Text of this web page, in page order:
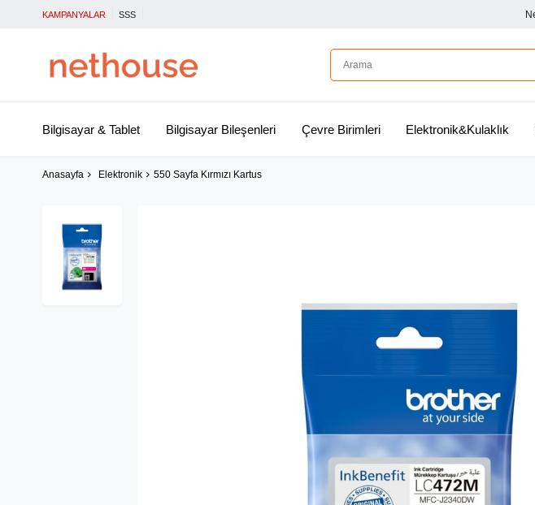
KAMPANYALAR SSS
Bilgisayar & Tablet Bilgisayar Bileşenleri Çevre Birimleri Elektronik&Kulaklık
Anasayfa Elektronik 550 Sayfa Kırmızı Kartus